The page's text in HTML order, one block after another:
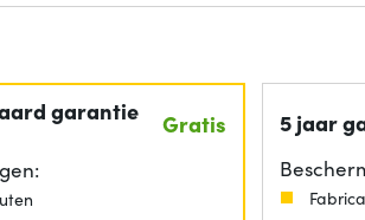
garantie Gratis 5 jaar